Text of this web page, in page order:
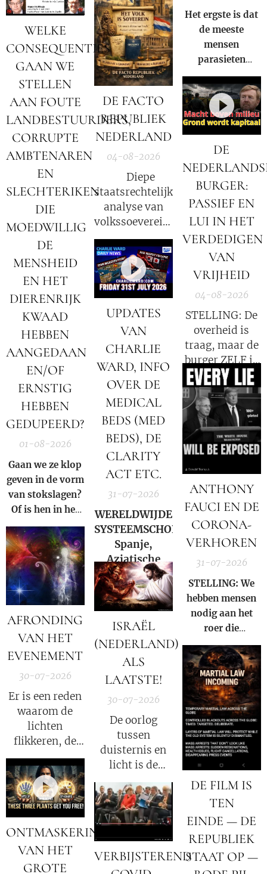
Het ergste is dat
de meeste
mensen
parasieten
hebben – en het
niet eens weten.
DE FACTO
REPUBLIEK
NEDERLAND
04-08-2026
⚖️ Diepe
staatsrechtelijke
analyse van
volkssoevereiniteit
in Nederland
DE
BURGER:
PASSIEF EN
LUI IN HET
VERDEDIGEN
VAN
VRIJHEID
04-08-2026
STELLING: De
overheid is
traag, maar de
burger ZELF is
de oorzaak!
WELKE
CONSEQUENTIES
GAAN WE
STELLEN
AAN FOUTE
LANDBESTUURDERS,
CORRUPTE
AMBTENAREN
EN
SLECHTERIKEN
DIE
MOEDWILLIG
DE
MENSHEID
EN HET
DIERENRIJK
KWAAD
HEBBEN
AANGEDAAN
EN/OF
ERNSTIG
HEBBEN
GEDUPEERD?
01-08-2026
Gaan we ze klop
geven in de vorm
van stokslagen?
Of is hen in het
Licht zetten van
de Waarheid een
veel grotere
straf?
UPDATES
VAN
CHARLIE
WARD, INFO
OVER DE
MEDICAL
BEDS (MED
BEDS), DE
CLARITY
ACT ETC.
31-07-2026
WERELDWIJDE
SYSTEEMSCHOK:
Spanje,
Aziatische
markten en
Hormuz |
Charlie Ward
Daily News
ANTHONY
FAUCI EN DE
CORONA-
VERHOREN
31-07-2026
STELLING: We
hebben mensen
nodig aan het
roer die
gezamenlijk
voorkomen dat
iemand ooit nog
een nieuwe Fauci
kan worden.
AFRONDING
VAN HET
EVENEMENT
30-07-2026
Er is een reden
waarom de
lichten
flikkeren, de
satellieten
verschuiven en
de
datastromen
worden
omgeleid.
ISRAËL
(NEDERLAND)
ALS
LAATSTE!
30-07-2026
De oorlog
tussen
duisternis en
licht is de
oorlog tussen
Satan en God.
DE FILM IS
TEN
EINDE — DE
REPUBLIEK
STAAT OP —
ONTMASKERING
VAN HET
GROTE
VERBIJSTEREND